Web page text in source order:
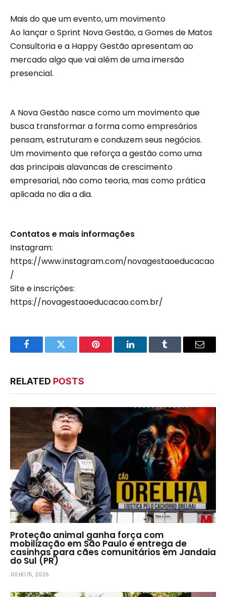
Mais do que um evento, um movimento
Ao lançar o Sprint Nova Gestão, a Gomes de Matos
Consultoria e a Happy Gestão apresentam ao
mercado algo que vai além de uma imersão
presencial.
A Nova Gestão nasce como um movimento que
busca transformar a forma como empresários
pensam, estruturam e conduzem seus negócios.
Um movimento que reforça a gestão como uma
das principais alavancas de crescimento
empresarial, não como teoria, mas como prática
aplicada no dia a dia.
Contatos e mais informações
Instagram:
https://www.instagram.com/novagestaoeducacao
/
Site e inscrições:
https://novagestaoeducacao.com.br/
FacebookTwitter Pinterest LinkedInTumblr Email
RELATED POSTS
Proteção animal ganha força com
mobilização em São Paulo e entrega de
casinhas para cães comunitários em Jandaia
do Sul (PR)
JULHO 15, 2026